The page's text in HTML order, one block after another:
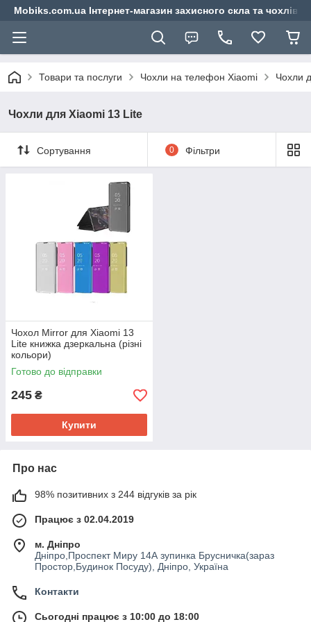
Mobiks.com.ua Інтернет-магазин захисного скла та чохлів
Товари та послуги Чохли на телефон Xiaomi Чохли
Чохли для Xiaomi 13 Lite
Сортування 0 Фільтри
Чохол Mirror для Xiaomi 13
Lite книжка дзеркальна (різні
кольори)
Готово до відправки
245 ₴
Купити
Про нас
98% позитивних з 244 відгуків за рік
Працює з 02.04.2019
м. Дніпро
Дніпро,Проспект Миру 14А зупинка Брусничка(зараз
Простор,Будинок Посуду), Дніпро, Україна
Контакти
Сьогодні працює з 10:00 до 18:00